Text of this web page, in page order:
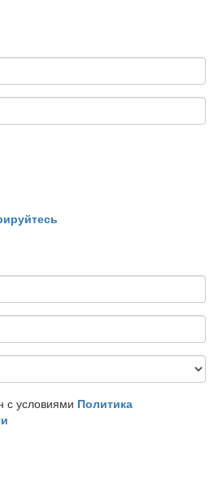
с условиями Политика